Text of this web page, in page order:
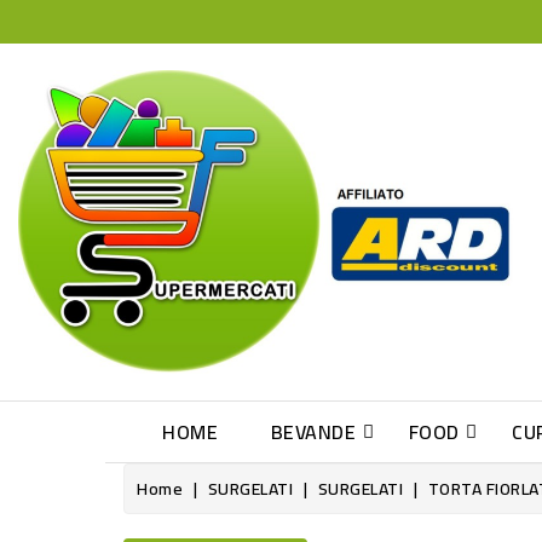
HOME BEVANDE FOOD
Home SURGELATI SURGELATI TORTA